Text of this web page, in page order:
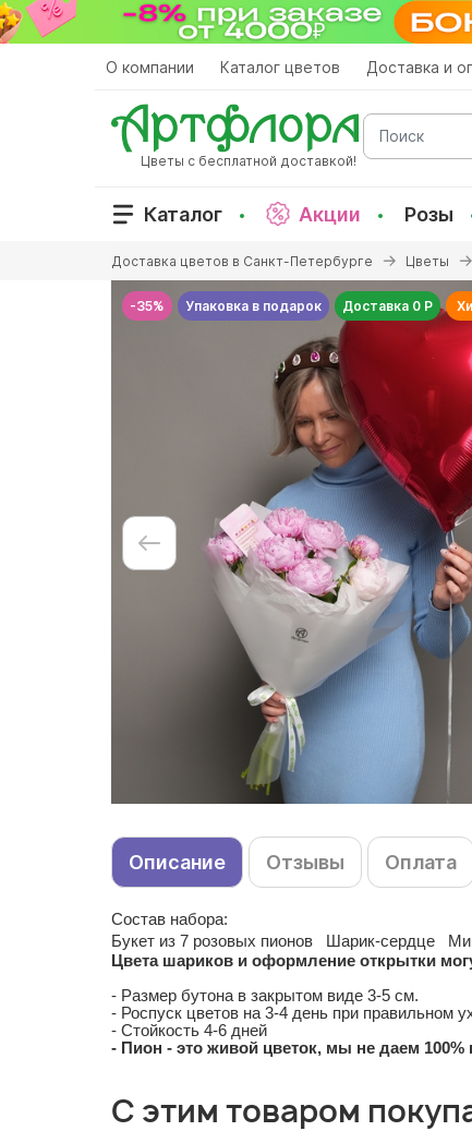
Перейти
к
О компании Каталог цветов Доставка и
Цветы с бесплатной доставкой!
Поиск
Каталог Акции Розы
здесь
Доставка цветов в Санкт-Петербурге Цветы
-35% Упаковка в подарок Доставка 0 Р
Описание Отзывы Оплата
Состав набора:
Букет из 7 розовых пионов Шарик-сердце
Цвета шариков и оформление открытки
- Размер бутона в закрытом виде 3-5 см.
- Роспуск цветов на 3-4 день при правильном
- Стойкость 4-6 дней
- Пион - это живой цветок, мы не даем 100%
С этим товаром